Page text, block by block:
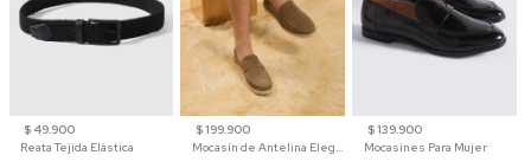
$ 49.900
Reata Tejida Elástica
$ 199.900
Mocasín de Antelina Elegante con Suela de Contraste Para Hombre
$ 139.900
Mocasines Para Mujer